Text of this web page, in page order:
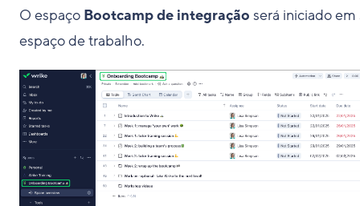
O espaço Bootcamp de integração será iniciado em
espaço de trabalho.